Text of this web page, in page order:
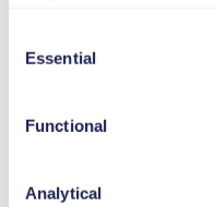
Selection
Essential
Functional
AnalyticalSNEKÆDER